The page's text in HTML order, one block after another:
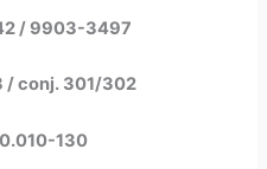
/ 9903-3497
/ conj. 301/302
130